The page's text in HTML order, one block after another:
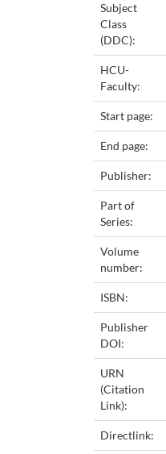
Subject
Class
(DDC):
HCU-
Faculty:
Start page:
End page:
Publisher:
Part of
Series:
Volume
number:
ISBN:
Publisher
DOI:
URN
(Citation
Link):
Directlink: